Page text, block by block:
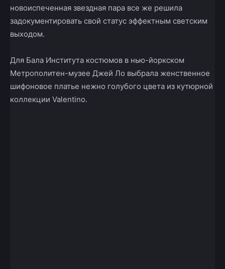
новоиспеченная звездная пара все же решила
задокументировать свой статус эффектным светским
выходом.
Для Бала Института костюмов в нью-йоркском
Метрополитен-музее Джей Ло выбрала женственное
шифоновое платье нежно голубого цвета из кутюрной
коллекции Valentino.